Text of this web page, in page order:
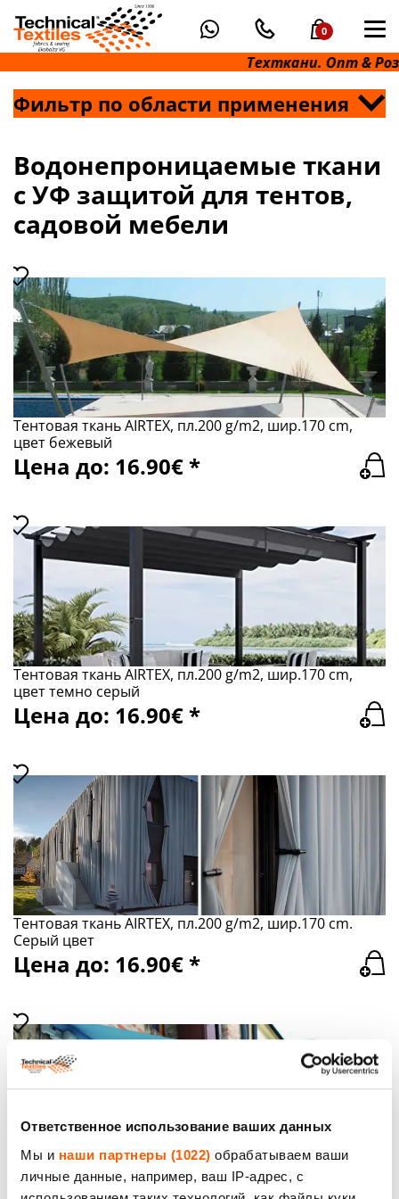
Ответственное использование ваших данных
Мы и наши партнеры (1022) обрабатываем ваши
личные данные, например, ваш IP-адрес, с
0
Техткани. Опт &
Фильтр по области применения
Водонепроницаемые ткани
с УФ защитой для тентов,
садовой мебели
Тентовая ткань AIRTEX, пл.200 g/m2, шир.170 cm,
цвет бежевый
Цена до: 16.90€ *
Тентовая ткань AIRTEX, пл.200 g/m2, шир.170 cm,
цвет темно серый
Цена до: 16.90€ *
Тентовая ткань AIRTEX, пл.200 g/m2, шир.170 cm.
Серый цвет
Цена до: 16.90€ *
Тентовая ткань AIRTEX, пл.200 g/m2, шир.170 cm,
цвет синий